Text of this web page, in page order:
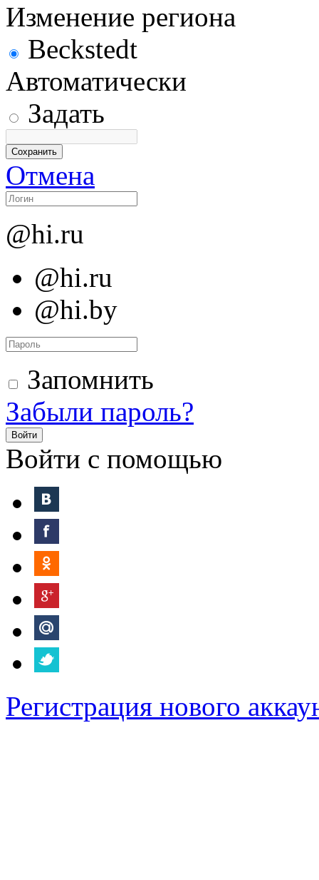
Изменение региона
Beckstedt
Автоматически
Задать
Отмена
@hi.ru
@hi.ru
@hi.by
Запомнить
Забыли пароль?
Войти
Войти с помощью
Регистрация нового